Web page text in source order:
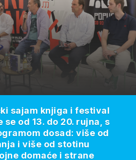
sajam knjiga i festival
od 13. do 20. rujna, s
dosad: više od
i više od stotinu
domaće i strane